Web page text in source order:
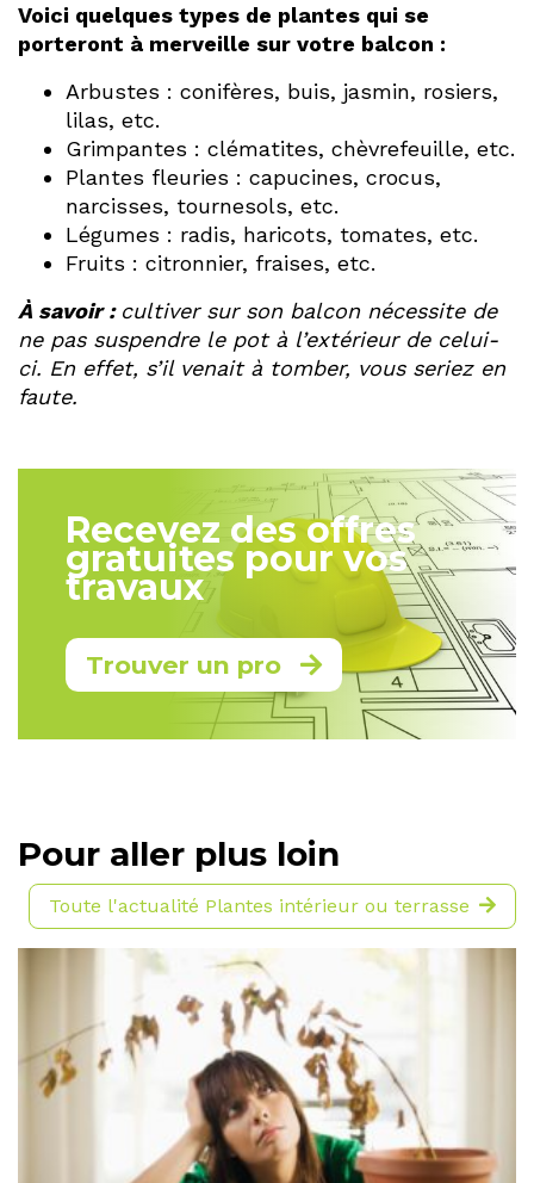
Voici quelques types de plantes qui se
porteront à merveille sur votre balcon :
Arbustes : conifères, buis, jasmin, rosiers,
lilas, etc.
Grimpantes : clématites, chèvrefeuille, etc.
Plantes fleuries : capucines, crocus,
narcisses, tournesols, etc.
Légumes : radis, haricots, tomates, etc.
Fruits : citronnier, fraises, etc.
À savoir : cultiver sur son balcon nécessite de
ne pas suspendre le pot à l’extérieur de celui-
ci. En effet, s’il venait à tomber, vous seriez en
faute.
Recevez des offres
gratuites pour vos
travaux
Trouver un pro
Pour aller plus loin
Toute l'actualité Plantes intérieur ou terrasse